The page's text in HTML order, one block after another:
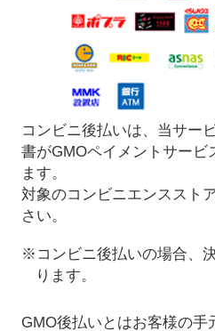
コンビニ後払いは、当サー
書がGMOペイメントサービ
ます。
対象のコンビニエンススト
さい。
※コンビニ後払いの場合、
ります。
GMO後払いとはお客様の手